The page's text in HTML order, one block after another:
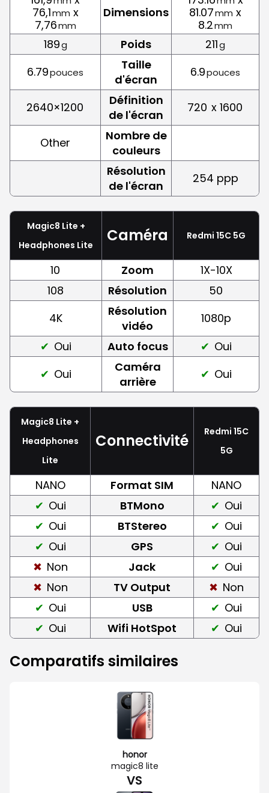
76,1mm x
7,76mm
Dimensions
81.07mm x
8.2mm
189g Poids 211g
6.79pouces
Taille
d'écran
6.9pouces
2640×1200
Définition
de l'écran
720 x 1600
Other
Nombre de
couleurs
Résolution
de l'écran
254 ppp
Magic8 Lite +
Headphones Lite
Caméra Redmi 15C 5G
10 Zoom
1X-10X
108
Résolution
50
4K
Résolution
vidéo
1080p
Oui
Auto focus
Oui
Oui
Caméra
arrière
Oui
Magic8 Lite +
Headphones
Lite
Connectivité
Redmi 15C
5G
NANO Format SIM
NANO
Oui
BTMono
Oui
Oui
BTStereo
Oui
Oui
GPS
Oui
Non
Jack
Oui
Non
TV Output
Non
Oui
USB
Oui
Oui
Wifi HotSpot Oui
Comparatifs similaires
honor
magic8 lite
VS